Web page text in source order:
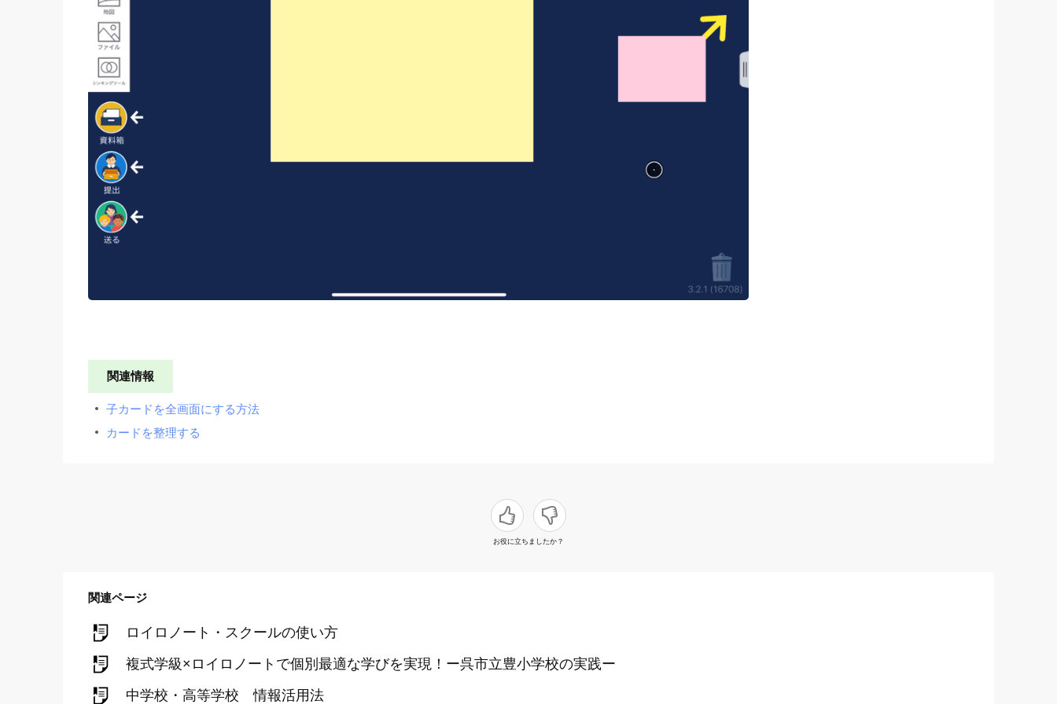
関連情報
子カードを全画面にする方法
カードを整理する
お役に立ちましたか？
関連ページ
ロイロノート・スクールの使い方
複式学級×ロイロノートで個別最適な学びを実現！ー呉市立豊小学校の実践ー
中学校・高等学校 情報活用法